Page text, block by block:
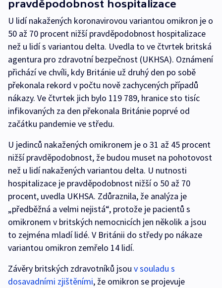
pravděpodobnost hospitalizace
U lidí nakažených koronavirovou variantou omikron je o
50 až 70 procent nižší pravděpodobnost hospitalizace
než u lidí s variantou delta. Uvedla to ve čtvrtek britská
agentura pro zdravotní bezpečnost (UKHSA). Oznámení
přichází ve chvíli, kdy Británie už druhý den po sobě
překonala rekord v počtu nově zachycených případů
nákazy. Ve čtvrtek jich bylo 119 789, hranice sto tisíc
infikovaných za den překonala Británie poprvé od
začátku pandemie ve středu.
U jedinců nakažených omikronem je o 31 až 45 procent
nižší pravděpodobnost, že budou muset na pohotovost
než u lidí nakažených variantou delta. U nutnosti
hospitalizace je pravděpodobnost nižší o 50 až 70
procent, uvedla UKHSA. Zdůraznila, že analýza je
„předběžná a velmi nejistá“, protože je pacientů s
omikronem v britských nemocnicích jen několik a jsou
to zejména mladí lidé. V Británii do středy po nákaze
variantou omikron zemřelo 14 lidí.
Závěry britských zdravotníků jsou v souladu s
dosavadními zjištěními, že omikron se projevuje